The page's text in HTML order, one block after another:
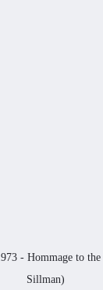
- Hommage to
Sillman)